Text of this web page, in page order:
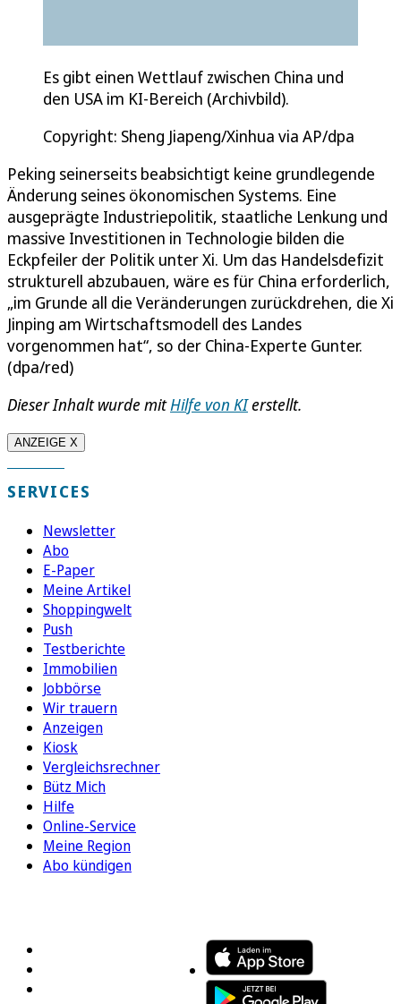
Es gibt einen Wettlauf zwischen China und
den USA im KI-Bereich (Archivbild).
Copyright: Sheng Jiapeng/Xinhua via AP/dpa
Peking seinerseits beabsichtigt keine grundlegende
Änderung seines ökonomischen Systems. Eine
ausgeprägte Industriepolitik, staatliche Lenkung und
massive Investitionen in Technologie bilden die
Eckpfeiler der Politik unter Xi. Um das Handelsdefizit
strukturell abzubauen, wäre es für China erforderlich,
„im Grunde all die Veränderungen zurückdrehen, die Xi
Jinping am Wirtschaftsmodell des Landes
vorgenommen hat“, so der China-Experte Gunter.
(dpa/red)
Dieser Inhalt wurde mitHilfe von KIerstellt.
ANZEIGE X
SERVICES
Newsletter
Abo
E-Paper
Meine Artikel
Shoppingwelt
Push
Testberichte
Immobilien
Jobbörse
Wir trauern
Anzeigen
Kiosk
Vergleichsrechner
Bütz Mich
Hilfe
Online-Service
Meine Region
Abo kündigen